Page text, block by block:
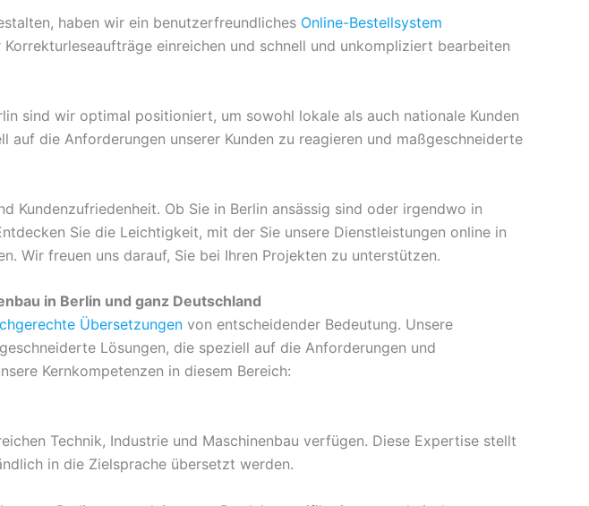
haben wir ein benutzerfreundliches Online-Bestellsystem
einreichen und schnell und unkompliziert bearbeiten
sind wir optimal positioniert, um sowohl lokale als auch nationale Kunden
die Anforderungen unserer Kunden zu reagieren und maßgeschneiderte
Kundenzufriedenheit. Ob Sie in Berlin ansässig sind oder irgendwo in
Sie die Leichtigkeit, mit der Sie unsere Dienstleistungen online in
Wir freuen uns darauf, Sie bei Ihren Projekten zu unterstützen.
in Berlin und ganz Deutschland
Übersetzungen von entscheidender Bedeutung. Unsere
Lösungen, die speziell auf die Anforderungen und
Kernkompetenzen in diesem Bereich:
Technik, Industrie und Maschinenbau verfügen. Diese Expertise stellt
in die Zielsprache übersetzt werden.